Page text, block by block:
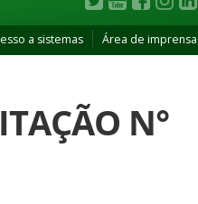
a sistemas Área de imprensa
N°